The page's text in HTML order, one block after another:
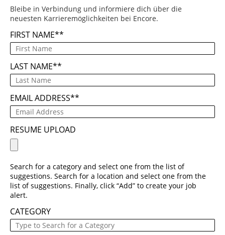
Bleibe in Verbindung und informiere dich über die
neuesten Karrieremöglichkeiten bei Encore.
FIRST NAME*
LAST NAME*
EMAIL ADDRESS*
RESUME UPLOAD
Search for a category and select one from the list of
suggestions. Search for a location and select one from the
list of suggestions. Finally, click “Add” to create your job
alert.
CATEGORY